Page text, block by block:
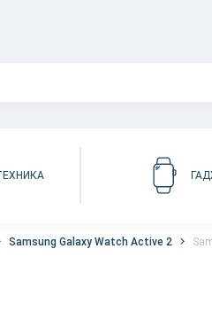
Samsung Galaxy Watch Active 2